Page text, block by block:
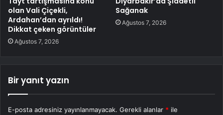
olan Vali Çiçekli,
Ardahan’dan ayrıldı!
Dikkat çeken görüntüler
Ağustos 7, 2026
Sağanak
Ağustos 7, 2026
Bir yanıt yazın
E-posta adresiniz yayınlanmayacak. Gerekli alanlar * ile